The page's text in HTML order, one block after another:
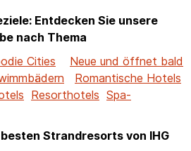
Entdecken Sie unsere
nach Thema
Cities
Neue und öffnet bald
Romantische Hotels
Resorthotels Spa-
Strandresorts von IHG